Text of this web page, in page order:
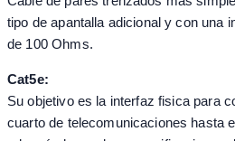
tipo de apantalla adicional y con una
de 100 Ohms.
Cat5e:
Su objetivo es la interfaz fisica para
cuarto de telecomunicaciones hasta